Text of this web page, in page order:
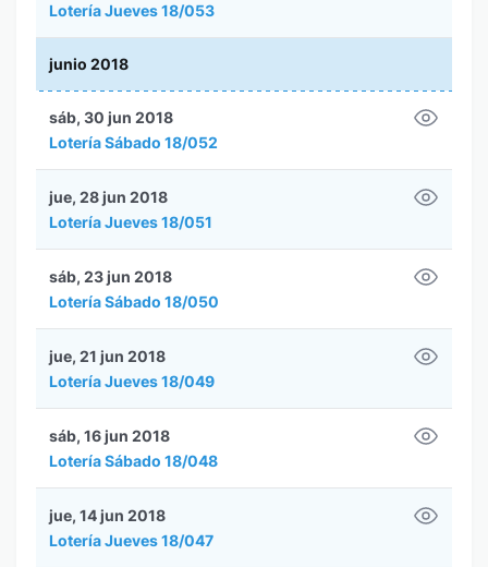
Lotería Jueves 18/053
junio 2018
Lotería Sábado 18/052
sáb, 30 jun 2018
Lotería Jueves 18/051
jue, 28 jun 2018
Lotería Sábado 18/050
sáb, 23 jun 2018
Lotería Jueves 18/049
jue, 21 jun 2018
Lotería Sábado 18/048
sáb, 16 jun 2018
Lotería Jueves 18/047
jue, 14 jun 2018